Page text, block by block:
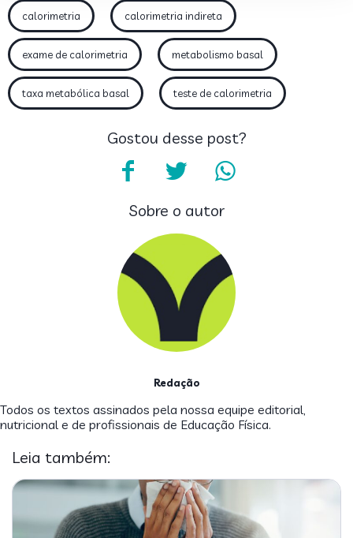
calorimetria calorimetria indireta
exame de calorimetria metabolismo basal
taxa metabólica basal teste de calorimetria
Gostou desse post?
Sobre o autor
Redação
Todos os textos assinados pela nossa equipe editorial,
nutricional e de profissionais de Educação Física.
Leia também: